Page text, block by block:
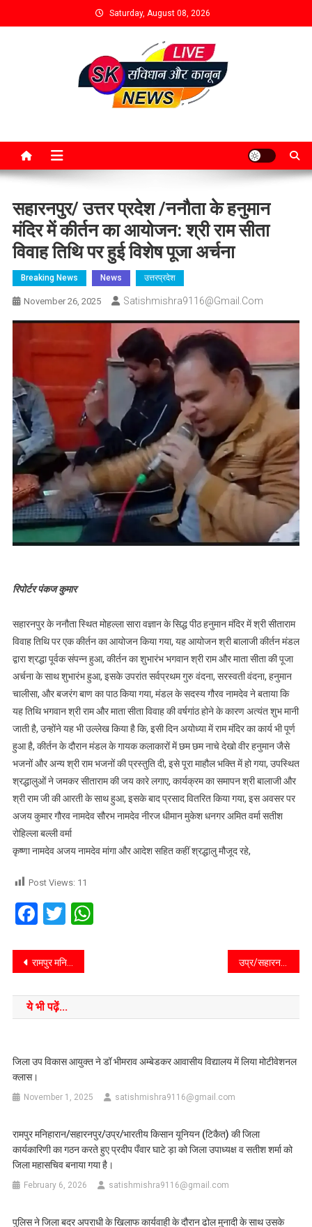
Saturday, August 08, 2026
सहारनपुर/ उत्तर प्रदेश /ननौता के हनुमान
मंदिर में कीर्तन का आयोजन: श्री राम सीता
विवाह तिथि पर हुई विशेष पूजा अर्चना
Breaking News News उत्तरप्रदेश
November 26, 2025 Satishmishra9116@gmail.com
रिपोर्टर पंकज कुमार
सहारनपुर के ननौता स्थित मोहल्ला सारा वज्ञान के सिद्ध पीठ हनुमान मंदिर में श्री सीताराम
विवाह तिथि पर एक कीर्तन का आयोजन किया गया, यह आयोजन श्री बालाजी कीर्तन मंडल
द्वारा श्रद्धा पूर्वक संपन्न हुआ, कीर्तन का शुभारंभ भगवान श्री राम और माता सीता की पूजा
अर्चना के साथ शुभारंभ हुआ, इसके उपरांत सर्वप्रथम गुरु वंदना, सरस्वती वंदना, हनुमान
चालीसा, और बजरंग बाण का पाठ किया गया, मंडल के सदस्य गौरव नामदेव ने बताया कि
यह तिथि भगवान श्री राम और माता सीता विवाह की वर्षगांठ होने के कारण अत्यंत शुभ मानी
जाती है, उन्होंने यह भी उल्लेख किया है कि, इसी दिन अयोध्या में राम मंदिर का कार्य भी पूर्ण
हुआ है, कीर्तन के दौरान मंडल के गायक कलाकारों में छम छम नाचे देखो वीर हनुमान जैसे
भजनों और अन्य श्री राम भजनों की प्रस्तुति दी, इसे पूरा माहौल भक्ति में हो गया, उपस्थित
श्रद्धालुओं ने जमकर सीताराम की जय कारे लगाए, कार्यक्रम का समापन श्री बालाजी और
श्री राम जी की आरती के साथ हुआ, इसके बाद प्रसाद वितरित किया गया, इस अवसर पर
अजय कुमार गौरव नामदेव सौरभ नामदेव नीरज धीमान मुकेश धनगर अमित वर्मा सतीश
रोहिल्ला बल्ली वर्मा
कृष्णा नामदेव अजय नामदेव मांगा और आदेश सहित कहीं श्रद्धालु मौजूद रहे,
Post Views: 11
Facebook
TwitterWhatsApp
रामपुर मनिहारान/सहारनपुर/उप्र/कस्बे में चोरी की घटनाएं थमने का नाम नहीं ले रहीं।
ये भी पढ़ें...
जिला उप विकास आयुक्त ने डॉ भीमराव अम्बेडकर आवासीय विद्यालय में लिया मोटीवेशनल
क्लास।
November 1, 2025 satishmishra9116@gmail.com
रामपुर मनिहारान/सहारनपुर/उप्र/भारतीय किसान यूनियन (टिकैत) की जिला
कार्यकारिणी का गठन करते हुए प्रदीप पँवार घाटे ड़ा को जिला उपाध्यक्ष व सतीश शर्मा को
जिला महासचिव बनाया गया है।
February 6, 2026 satishmishra9116@gmail.com
पुलिस ने जिला बदर अपराधी के खिलाफ कार्यवाही के दौरान ढोल मुनादी के साथ उसके